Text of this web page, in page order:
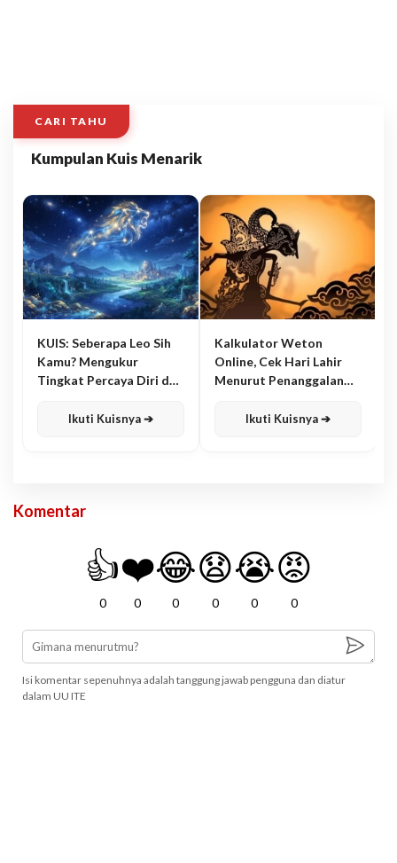
CARI TAHU
Kumpulan Kuis Menarik
KUIS: Seberapa Leo Sih
Kamu? Mengukur
Tingkat Percaya Diri dan
Ikuti Kuisnya ➔
Kalkulator Weton
Online, Cek Hari Lahir
Menurut Penanggalan
Ikuti Kuisnya ➔
Komentar
👍
0
❤️
0
😂
0
😧
0
😭
0
😡
0
Isi komentar sepenuhnya adalah tanggung jawab pengguna dan diatur
dalam UU ITE